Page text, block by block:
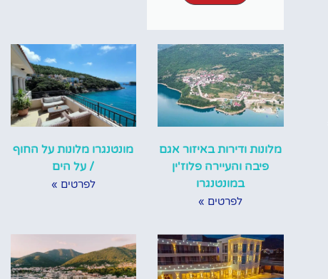
מלונות ודירות באיזור אגם
פיבה והעיירה פלוז'ין
במונטנגרו
לפרטים »
מונטנגרו מלונות על החוף
/ על הים
לפרטים »